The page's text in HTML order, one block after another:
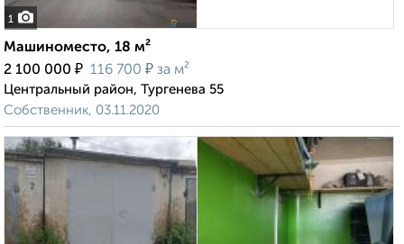
1
Машиноместо, 18 м²
2 100 000 ₽ 116 700 ₽ за м²
Центральный район, Тургенева 55
Собственник, 03.11.2020